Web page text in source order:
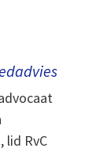
lid RvC